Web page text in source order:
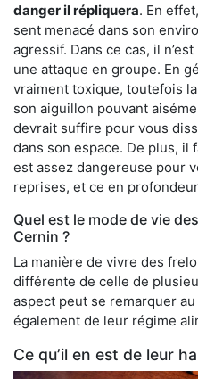
danger il répliquera. En
sent menacé dans son
agressif. Dans ce cas, il
une attaque en groupe. En
vraiment toxique, toutefois
son aiguillon pouvant
devrait suffire pour vous
dans son espace. De plus, il
est assez dangereuse pour
reprises, et ce en
Quel est le mode de vie
Cernin ?
La manière de vivre des
différente de celle de
aspect peut se remarquer
également de leur régime
Ce qu’il en est de leur